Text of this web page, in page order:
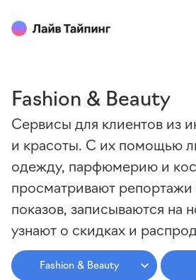
Fashion & Beauty
Сервисы для клиентов из
и красоты. С их помощью
одежду, парфюмерию и
просматривают
показов, записываются на
узнают о скидках и
Fashion & Beauty